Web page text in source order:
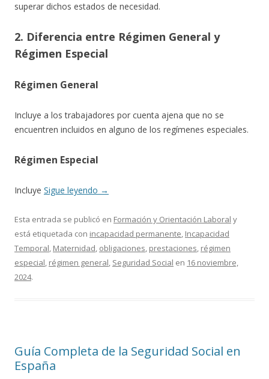
superar dichos estados de necesidad.
2. Diferencia entre Régimen General y
Régimen Especial
Régimen General
Incluye a los trabajadores por cuenta ajena que no se
encuentren incluidos en alguno de los regímenes especiales.
Régimen Especial
Incluye Sigue leyendo →
Esta entrada se publicó en Formación y Orientación Laboral y
está etiquetada con incapacidad permanente, Incapacidad
Temporal, Maternidad, obligaciones, prestaciones, régimen
especial, régimen general, Seguridad Social en 16 noviembre,
2024.
Guía Completa de la Seguridad Social en
España